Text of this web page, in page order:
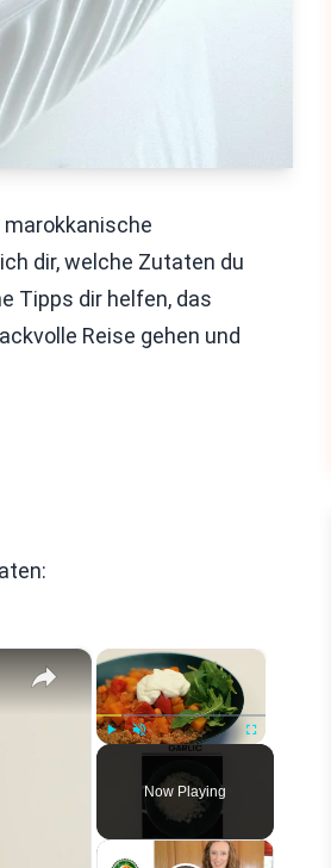
dir, welche Zutaten du
Tipps dir helfen, das
Reise gehen und
×
Unmute Fullscreen
Now Playing
×